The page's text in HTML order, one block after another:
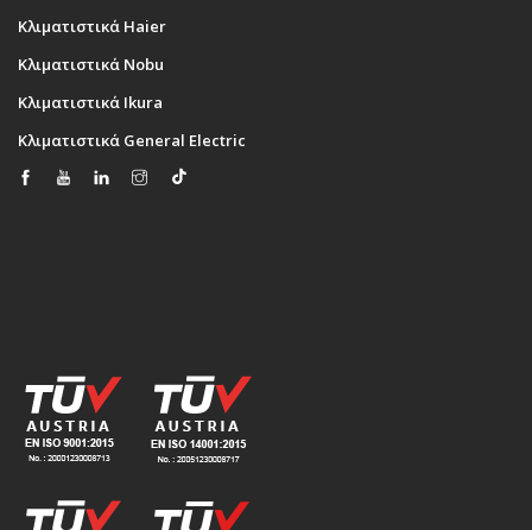
Κλιματιστικά Haier
Κλιματιστικά Nobu
Κλιματιστικά Ikura
Κλιματιστικά General Electric